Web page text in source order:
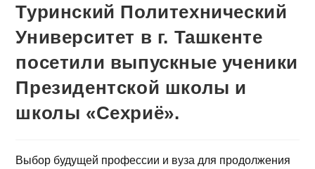
Туринский Политехнический
Университет в г. Ташкенте
посетили выпускные ученики
Президентской школы и
школы «Сехриё».
Выбор будущей профессии и вуза для продолжения